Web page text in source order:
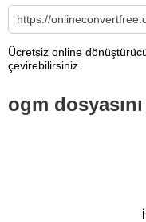
Ücretsiz online
çevirebilirsiniz.
ogm